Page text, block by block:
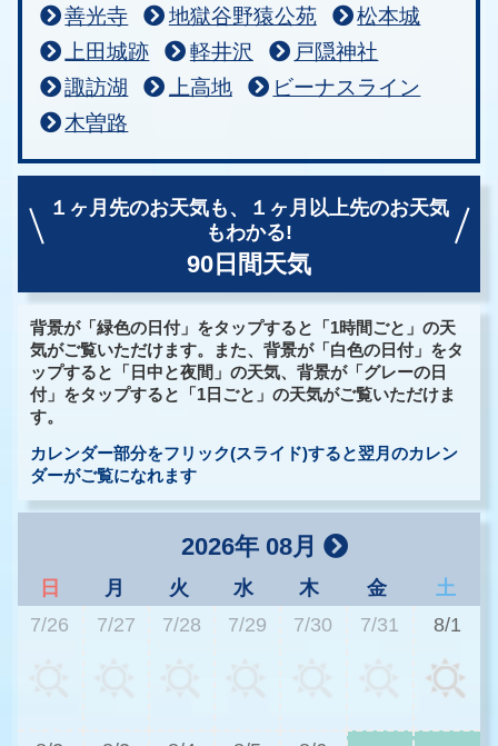
善光寺 地獄谷野猿公苑
松本城
上田城跡
軽井沢
戸隠神社
諏訪湖
上高地
ビーナスライン
木曽路
１ヶ月先のお天気も、
１ヶ月以上先のお天気
もわかる!
90日間天気
背景が「緑色の日付」をタップすると「1時間ごと」の天
気がご覧いただけます。また、背景が「白色の日付」をタ
ップすると「日中と夜間」の天気、背景が「グレーの日
付」をタップすると「1日ごと」の天気がご覧いただけま
す。
カレンダー部分をフリック(スライド)すると翌月のカレン
ダーがご覧になれます
2026年 08月
日 月 火 水 木 金
土
7/26
7/27 7/28 7/29 7/30 7/31 8/1